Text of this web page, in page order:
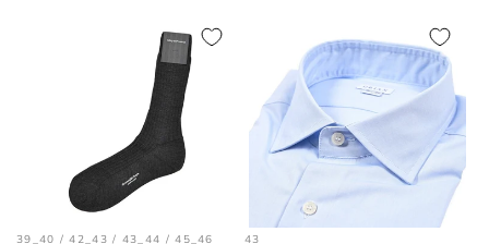
39_40 / 42_43 / 43_44 / 45_46 43